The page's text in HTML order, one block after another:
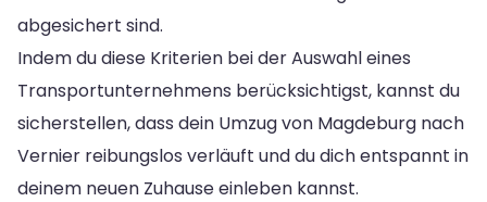
abgesichert sind.
Indem du diese Kriterien bei der Auswahl eines
Transportunternehmens berücksichtigst, kannst du
sicherstellen, dass dein Umzug von Magdeburg nach
Vernier reibungslos verläuft und du dich entspannt in
deinem neuen Zuhause einleben kannst.